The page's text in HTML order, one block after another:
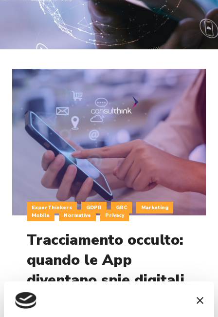
ExperThinkers GDPR GRC
Marketing
Mobile
Normative Privacy
Tracciamento occulto:
quando le App
diventano spie digitali
della tua Privacy